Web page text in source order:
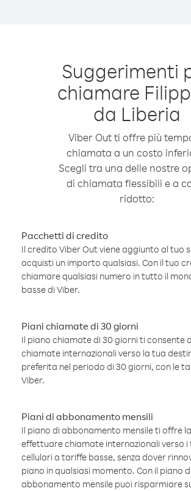
Suggerimenti
chiamare
da Liberia
Viber Out ti offre più
chiamata a un costo
Scegli tra una delle nostre
di chiamata flessibili e a
ridotto:
Pacchetti di credito
Il credito Viber Out viene aggiunto al tuo
acquisti un importo qualsiasi. Con il tuo
chiamare qualsiasi numero in tutto il
basse di Viber.
Piani chiamate di 30 giorni
Il piano chiamate di 30 giorni ti consente
chiamate internazionali verso la tua
preferita nel periodo di 30 giorni, con le
Viber.
Piani di abbonamento mensili
Il piano di abbonamento mensile ti offre
effettuare chiamate internazionali verso i
cellulari a tariffe basse, senza dover
piano in qualsiasi momento. Con il piano
abbonamento mensile puoi risparmiare